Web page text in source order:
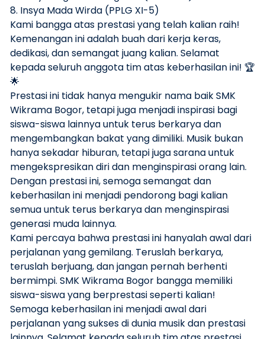
8. Insya Mada Wirda (PPLG XI-5)
Kami bangga atas prestasi yang telah kalian raih!
Kemenangan ini adalah buah dari kerja keras,
dedikasi, dan semangat juang kalian. Selamat
kepada seluruh anggota tim atas keberhasilan ini! 🏆
🌟
Prestasi ini tidak hanya mengukir nama baik SMK
Wikrama Bogor, tetapi juga menjadi inspirasi bagi
siswa-siswa lainnya untuk terus berkarya dan
mengembangkan bakat yang dimiliki. Musik bukan
hanya sekadar hiburan, tetapi juga sarana untuk
mengekspresikan diri dan menginspirasi orang lain.
Dengan prestasi ini, semoga semangat dan
keberhasilan ini menjadi pendorong bagi kalian
semua untuk terus berkarya dan menginspirasi
generasi muda lainnya.
Kami percaya bahwa prestasi ini hanyalah awal dari
perjalanan yang gemilang. Teruslah berkarya,
teruslah berjuang, dan jangan pernah berhenti
bermimpi. SMK Wikrama Bogor bangga memiliki
siswa-siswa yang berprestasi seperti kalian!
Semoga keberhasilan ini menjadi awal dari
perjalanan yang sukses di dunia musik dan prestasi